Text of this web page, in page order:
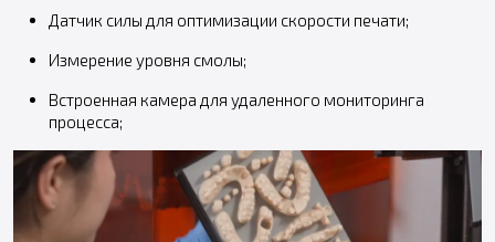
Датчик силы для оптимизации скорости печати;
Измерение уровня смолы;
Встроенная камера для удаленного мониторинга
процесса;